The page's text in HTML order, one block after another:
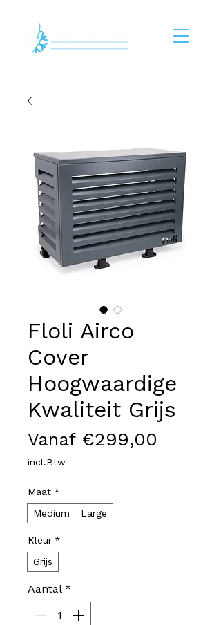
Floli Airco
Cover
Hoogwaardige
Kwaliteit Grijs
Vanaf €299,00
incl.Btw
Maat *
Medium
Large
Kleur *
Grijs
Aantal *